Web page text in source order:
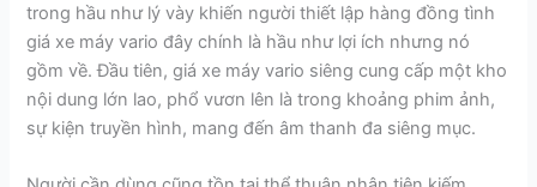
trong hầu như lý vày khiến người thiết lập hàng đồng tình
giá xe máy vario đây chính là hầu như lợi ích nhưng nó
gồm về. Đầu tiên, giá xe máy vario siêng cung cấp một kho
nội dung lớn lao, phổ vươn lên là trong khoảng phim ảnh,
sự kiện truyền hình, mang đến âm thanh đa siêng mục.